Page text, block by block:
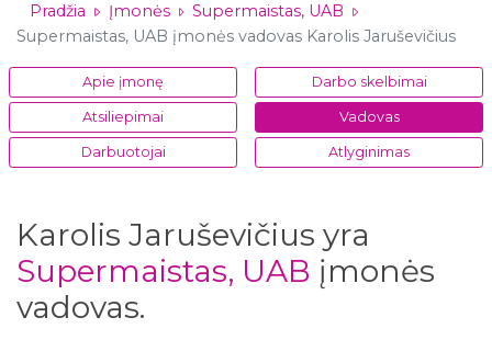
Pradžia Įmonės
Supermaistas, UAB
Supermaistas, UAB įmonės vadovas Karolis Jaruševičius
Apie įmonę Darbo skelbimai
Atsiliepimai Vadovas
Darbuotojai Atlyginimas
Karolis Jaruševičius yra
Supermaistas, UAB įmonės
vadovas.